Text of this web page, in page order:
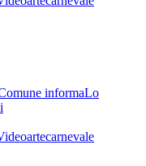
informaLo
artecarnevale